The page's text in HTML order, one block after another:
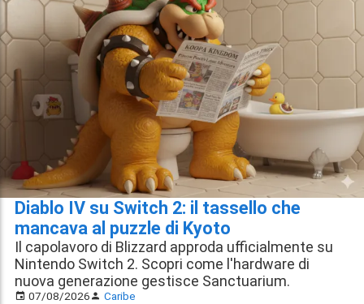
Diablo IV su Switch 2: il tassello che
mancava al puzzle di Kyoto
Il capolavoro di Blizzard approda ufficialmente su
Nintendo Switch 2. Scopri come l'hardware di
nuova generazione gestisce Sanctuarium.
07/08/2026 Caribe